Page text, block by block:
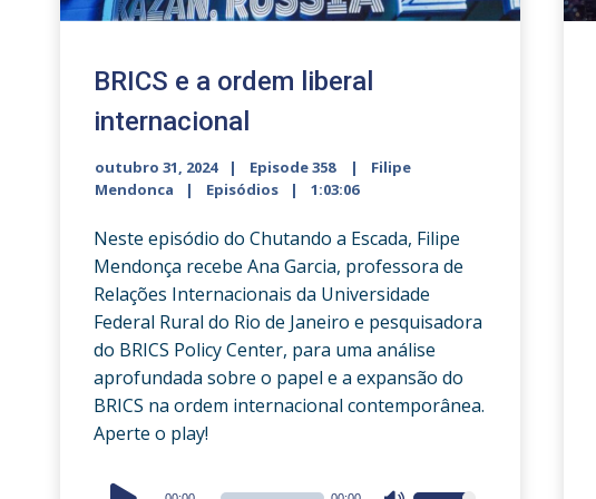
BRICS e a ordem liberal
internacional
outubro 31, 2024 Episode 358
Filipe
Mendonca
Episódios 1:03:06
Neste episódio do Chutando a Escada, Filipe
Mendonça recebe Ana Garcia, professora de
Relações Internacionais da Universidade
Federal Rural do Rio de Janeiro e pesquisadora
do BRICS Policy Center, para uma análise
aprofundada sobre o papel e a expansão do
BRICS na ordem internacional contemporânea.
Aperte o play!
Audio